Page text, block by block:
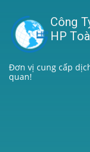
Công
HP
Đơn vị cung cấp
quan!